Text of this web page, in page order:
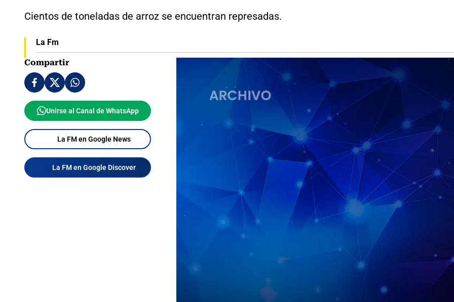
Cientos de toneladas de arroz se encuentran represadas.
La Fm
Compartir
Unirse al Canal de WhatsApp
La FM en Google News
La FM en Google Discover